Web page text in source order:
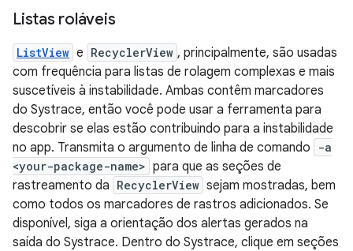
Listas roláveis
ListView e RecyclerView , principalmente, são usadas
com frequência para listas de rolagem complexas e mais
suscetíveis à instabilidade. Ambas contêm marcadores
do Systrace, então você pode usar a ferramenta para
descobrir se elas estão contribuindo para a instabilidade
no app. Transmita o argumento de linha de comando
-a
<your-package-name> para que as seções de
rastreamento da RecyclerView sejam mostradas, bem
como todos os marcadores de rastros adicionados. Se
disponível, siga a orientação dos alertas gerados na
saída do Systrace. Dentro do Systrace, clique em seções